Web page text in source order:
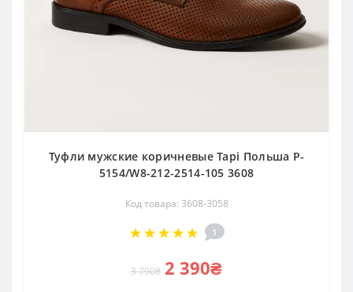
Туфли мужские коричневые Tapi Польша P-
5154/W8-212-2514-105 3608
Код товара: 3608-3058
1
3 790₴ 2 390₴